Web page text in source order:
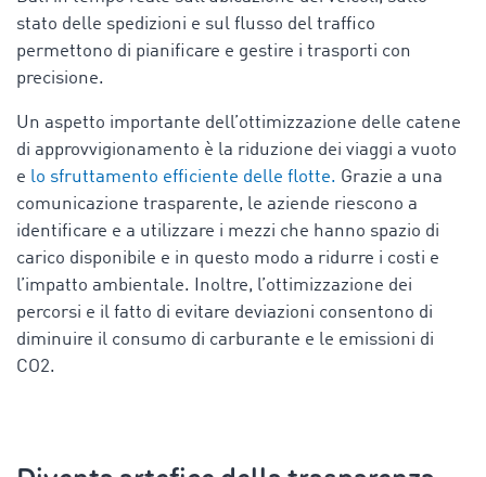
stato delle spedizioni e sul flusso del traffico
permettono di pianificare e gestire i trasporti con
precisione.
Un aspetto importante dell’ottimizzazione delle catene
di approvvigionamento è la riduzione dei viaggi a vuoto
e lo sfruttamento efficiente delle flotte. Grazie a una
comunicazione trasparente, le aziende riescono a
identificare e a utilizzare i mezzi che hanno spazio di
carico disponibile e in questo modo a ridurre i costi e
l’impatto ambientale. Inoltre, l’ottimizzazione dei
percorsi e il fatto di evitare deviazioni consentono di
diminuire il consumo di carburante e le emissioni di
CO2.